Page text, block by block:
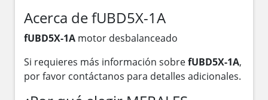
Acerca de fUBD5X-1A
fUBD5X-1A motor desbalanceado
Si requieres más información sobrefUBD5X-1A,
por favor contáctanos para detalles adicionales.